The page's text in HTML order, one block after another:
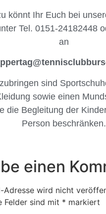
könnt Ihr Euch bei
Tel. 0151-24182448
an
sind
sowie einen
die Begleitung der
Person beschränken.
einen
Adresse wird nicht
Felder sind mit * markiert